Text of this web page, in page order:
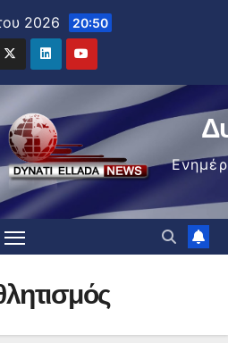
2026 20:50